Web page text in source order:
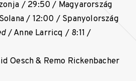
/ 29:50 / Magyarország
/ 12:00 / Spanyolország
/ Anne Larricq / 8:11 /
Oesch & Remo Rickenbacher